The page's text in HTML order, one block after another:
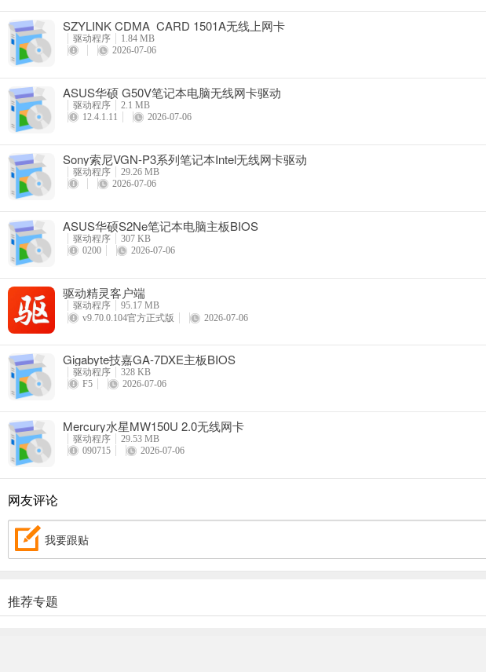
SZYLINK CDMA_CARD 1501A无线上网卡
驱动程序
1.84 MB
2026-07-06
ASUS华硕 G50V笔记本电脑无线网卡驱动
驱动程序
2.1 MB
12.4.1.11
2026-07-06
Sony索尼VGN-P3系列笔记本Intel无线网卡驱动
驱动程序
29.26 MB
2026-07-06
ASUS华硕S2Ne笔记本电脑主板BIOS
驱动程序
307 KB
0200
2026-07-06
驱动精灵客户端
驱动程序
95.17 MB
v9.70.0.104官方正式版
2026-07-06
Gigabyte技嘉GA-7DXE主板BIOS
驱动程序
328 KB
F5
2026-07-06
Mercury水星MW150U 2.0无线网卡
驱动程序
29.53 MB
090715
2026-07-06
网友评论
我要跟贴
推荐专题